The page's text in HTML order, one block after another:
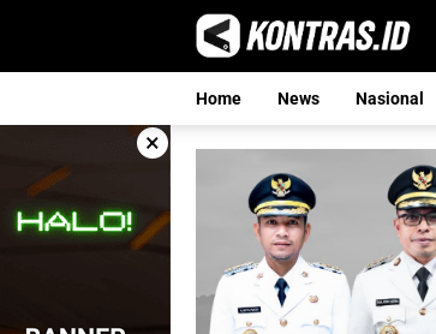
Home News Nasional
×